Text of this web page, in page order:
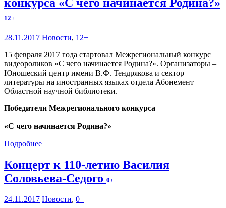
12+
28.11.2017 Новости, 12+
15 февраля 2017 года стартовал Межрегиональный конкурс
видеороликов «С чего начинается Родина?». Организаторы –
Юношеский центр имени В.Ф. Тендрякова и сектор
литературы на иностранных языках отдела Абонемент
Областной научной библиотеки.
Победители Межрегионального конкурса
«С чего начинается Родина?»
Подробнее
Концерт к 110-летию Василия
Соловьева-Седого 0+
24.11.2017 Новости, 0+